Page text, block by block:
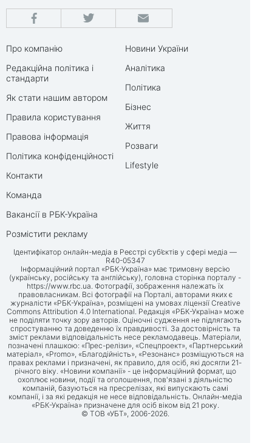
Про компанію
Редакційна політика і
стандарти
Як стати нашим автором
Правила користування
Правова інформація
Політика конфіденційності
Контакти
Команда
Вакансії в РБК-Україна
Розмістити рекламу
Новини України
Аналітика
Політика
Бізнес
Життя
Розваги
Lifestyle
Ідентифікатор онлайн-медіа в Реєстрі суб’єктів у сфері медіа —
R40-05347
Інформаційний портал «РБК-Україна» має тримовну версію
(українську, російську та англійську), головна сторінка порталу -
https://www.rbc.ua. Фотографії, зображення належать їх
правовласникам. Всі фотографії на Порталі, авторами яких є
журналісти «РБК-Україна», розміщені на умовах ліцензії Creative
Commons Attribution 4.0 International. Редакція «РБК-Україна» може
не поділяти точку зору авторів. Оціночні судження не підлягають
спростуванню та доведенню їх правдивості. За достовірність та
зміст реклами відповідальність несе рекламодавець. Матеріали,
позначені плашкою: «Прес-релізи», «Спецпроект», «Партнерський
матеріал», «Promo», «Благодійність», «Резонанс» розміщуються на
правах реклами і призначені, як правило, для осіб, які досягли 21-
річного віку. «Новини компанії» - це інформаційний формат, що
охоплює новини, події та оголошення, пов'язані з діяльністю
компаній, базуються на пресрелізах, які випускають самі
компанії, і за які редакція не несе відповідальність. Онлайн-медіа
«РБК-Україна» призначене для осіб віком від 21 року.
© ТОВ «УБТ», 2006-2026.